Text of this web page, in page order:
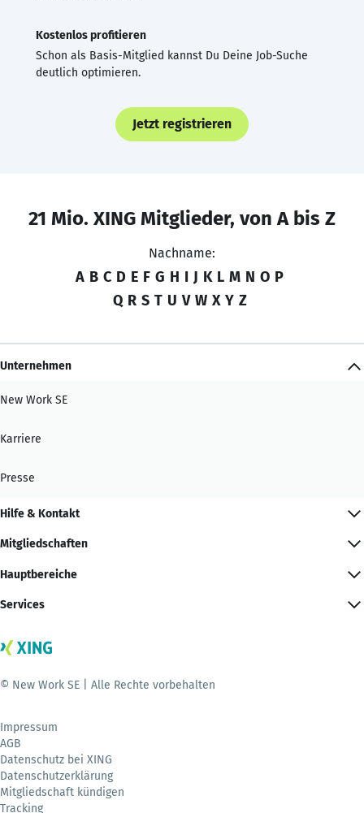
Kostenlos profitieren
Schon als Basis-Mitglied kannst Du Deine Job-Suche
deutlich optimieren.
Jetzt registrieren
21 Mio. XING Mitglieder, von A bis Z
Nachname:
A B C D E F G H I J K L M N O P
Q R S T U V W X Y Z
Unternehmen
New Work SE
Karriere
Presse
Hilfe & Kontakt
Mitgliedschaften
Hauptbereiche
Services
© New Work SE | Alle Rechte vorbehalten
Impressum
AGB
Datenschutz bei XING
Datenschutzerklärung
Mitgliedschaft kündigen
Tracking